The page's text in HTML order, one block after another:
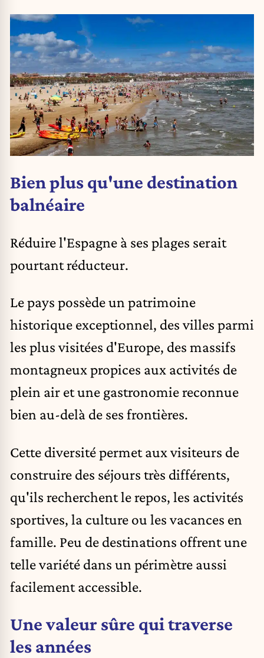
Bien plus qu'une destination
balnéaire
Réduire l'Espagne à ses plages serait
pourtant réducteur.
Le pays possède un patrimoine
historique exceptionnel, des villes parmi
les plus visitées d'Europe, des massifs
montagneux propices aux activités de
plein air et une gastronomie reconnue
bien au-delà de ses frontières.
Cette diversité permet aux visiteurs de
construire des séjours très différents,
qu'ils recherchent le repos, les activités
sportives, la culture ou les vacances en
famille. Peu de destinations offrent une
telle variété dans un périmètre aussi
facilement accessible.
Une valeur sûre qui traverse
les années